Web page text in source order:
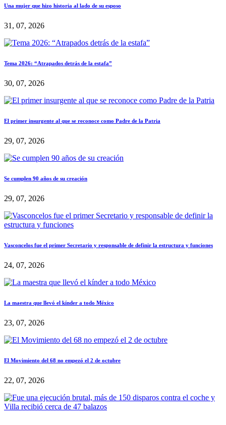
Una mujer que hizo historia al lado de su esposo
31, 07, 2026
Tema 2026: “Atrapados detrás de la estafa”
30, 07, 2026
El primer insurgente al que se reconoce como Padre de la Patria
29, 07, 2026
Se cumplen 90 años de su creación
29, 07, 2026
Vasconcelos fue el primer Secretario y responsable de definir la estructura y funciones
24, 07, 2026
La maestra que llevó el kínder a todo México
23, 07, 2026
El Movimiento del 68 no empezó el 2 de octubre
22, 07, 2026